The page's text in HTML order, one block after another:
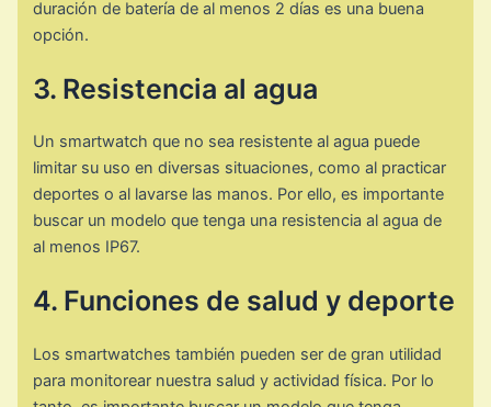
duración de batería de al menos 2 días es una buena
opción.
3. Resistencia al agua
Un smartwatch que no sea resistente al agua puede
limitar su uso en diversas situaciones, como al practicar
deportes o al lavarse las manos. Por ello, es importante
buscar un modelo que tenga una resistencia al agua de
al menos IP67.
4. Funciones de salud y deporte
Los smartwatches también pueden ser de gran utilidad
para monitorear nuestra salud y actividad física. Por lo